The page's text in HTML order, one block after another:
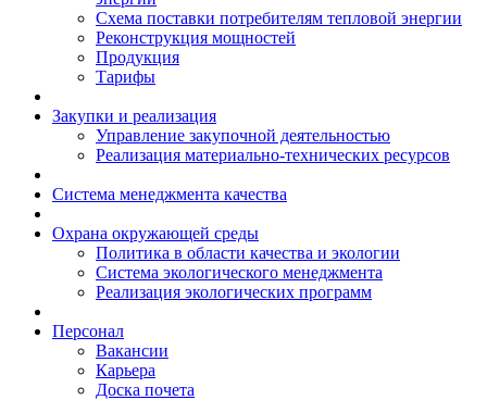
Схема поставки потребителям тепловой энергии
Реконструкция мощностей
Продукция
Тарифы
Закупки и реализация
Управление закупочной деятельностью
Реализация материально-технических ресурсов
Система менеджмента качества
Охрана окружающей среды
Политика в области качества и экологии
Система экологического менеджмента
Реализация экологических программ
Персонал
Вакансии
Карьера
Доска почета